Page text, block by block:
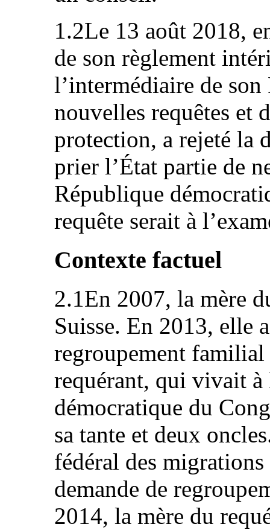
1.2Le 13 août 2018,
de son règlement
l’intermédiaire de son
nouvelles requêtes et
protection, a rejeté la
prier l’État partie de
République
requête serait à
Contexte factuel
2.1En 2007, la mère
Suisse. En 2013, elle
regroupement
requérant, qui vivait à
démocratique du
sa tante et deux
fédéral des
demande de
2014, la mère du